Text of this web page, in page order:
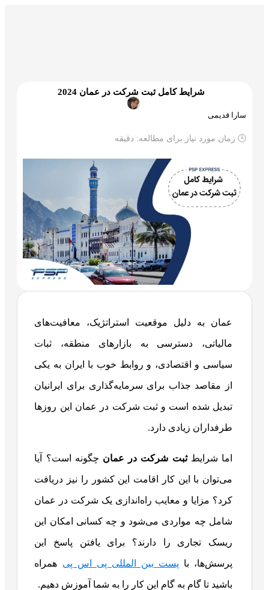
شرایط کامل ثبت شرکت در عمان 2024
سارا قدیمی
🕒 زمان مورد نیاز برای مطالعه: دقیقه
عمان به دلیل موقعیت استراتژیک، معافیت‌های
مالیاتی، دسترسی به بازارهای منطقه، ثبات
سیاسی و اقتصادی، و روابط خوب با ایران به یکی
از مقاصد جذاب برای سرمایه‌گذاری برای ایرانیان
تبدیل شده است و ثبت شرکت در عمان این روزها
طرفداران زیادی دارد.
اما شرایطثبت شرکت در عمان چگونه است؟ آیا
می‌توان با این کار اقامت این کشور را نیز دریافت
کرد؟ مزایا و معایب راه‌اندازی یک شرکت در عمان
شامل چه مواردی می‌شود و چه کسانی امکان این
ریسک تجاری را دارند؟ برای یافتن پاسخ این
پرسش‌ها، با پست بین المللی پی اس پی همراه
باشید تا گام به گام این کار را به شما آموزش دهیم.